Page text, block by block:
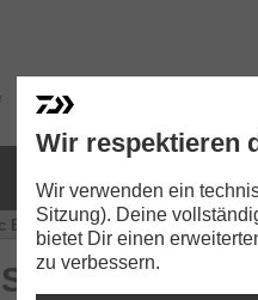
Baitcast
Wir respektieren
Wir verwenden ein
Sitzung). Deine
bietet Dir einen
zu verbessern.